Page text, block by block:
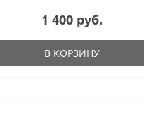
1 400 руб.
В КОРЗИНУ